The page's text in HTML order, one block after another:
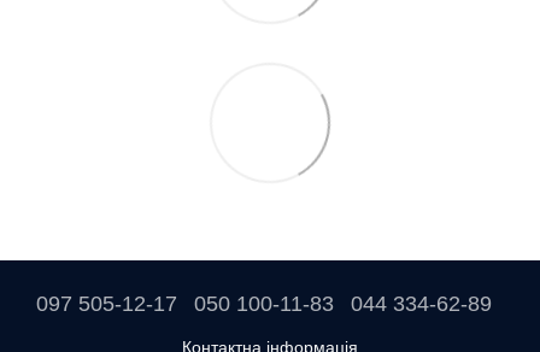
097 505-12-17 050 100-11-83 044 334-62-89
Контактна інформація